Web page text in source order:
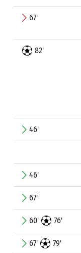
67'
82'
46'
46'
67'
60' 76'
67' 79'